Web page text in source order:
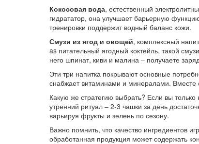
Кокосовая вода, естественный
гидрататор, она улучшает барьерную
тренировки поддержит водный баланс кожи.
Смузи из ягод и овощей, комплексный
as питательный ягодный коктейль, такой
него шпинат, киви и малина – получаете
Эти три напитка покрывают основные
снабжает витаминами и минералами. Вместе
Какую же стратегию выбрать? Если вы
утренний ритуал – 2‑3 чашки за день
варьируя фрукты и зелень по сезону.
Важно помнить, что качество ингредиентов
обработанная продукция может содержать